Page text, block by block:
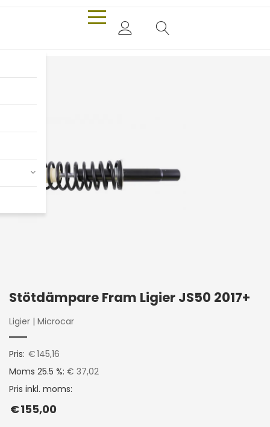
Stötdämpare Fram Ligier JS50 2017+
Ligier | Microcar
Pris: €145,16
Moms 25.5 %: € 37,02
Pris inkl. moms:
€155,00